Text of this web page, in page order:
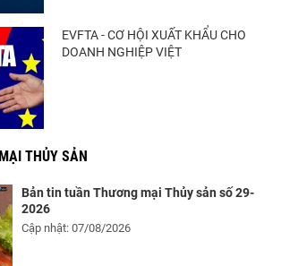
EVFTA - CƠ HỘI XUẤT KHẨU CHO
DOANH NGHIỆP VIỆT
THỦY SẢN
Bản tin tuần Thương mại Thủy sản số 29-
2026
Cập nhật: 07/08/2026